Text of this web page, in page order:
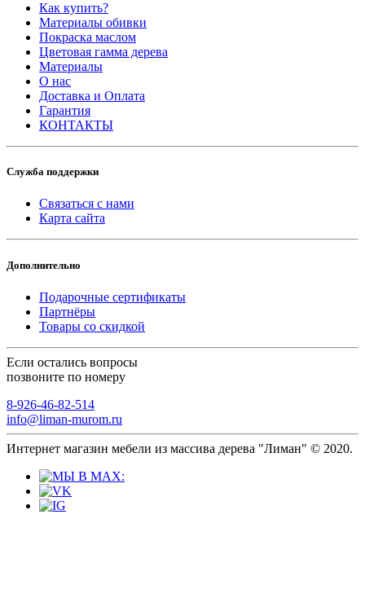
Как купить?
Материалы обивки
Покраска маслом
Цветовая гамма дерева
Материалы
О нас
Доставка и Оплата
Гарантия
КОНТАКТЫ
Служба поддержки
Связаться с нами
Карта сайта
Дополнительно
Подарочные сертификаты
Партнёры
Товары со скидкой
Если остались вопросы
позвоните по номеру
8-926-46-82-514
info@liman-murom.ru
Интернет магазин мебели из массива дерева "Лиман" © 2020.